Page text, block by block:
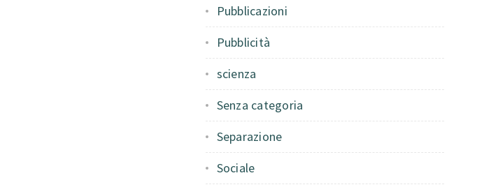
Pubblicazioni
Pubblicità
scienza
Senza categoria
Separazione
Sociale